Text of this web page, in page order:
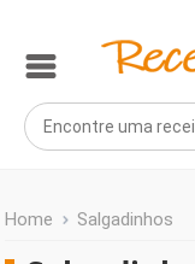
Home Salgadinhos